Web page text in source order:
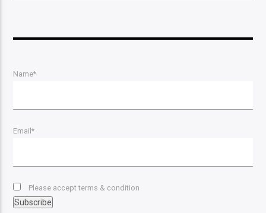
Name*
Email*
Please accept terms & condition